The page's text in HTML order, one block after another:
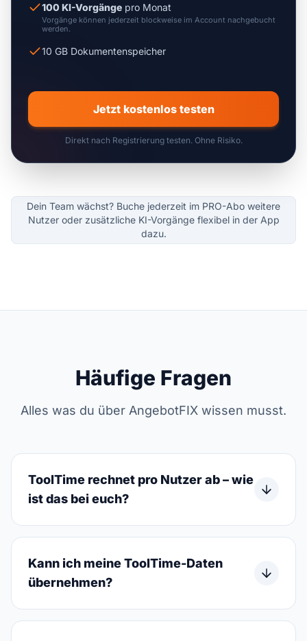
100 KI-Vorgänge pro Monat
Vorgänge können jederzeit blockweise im Account nachgebucht
werden.
10 GB Dokumentenspeicher
Jetzt kostenlos testen
Direkt nach Registrierung testen. Ohne Risiko.
Dein Team wächst? Buche jederzeit im PRO-Abo weitere
Nutzer oder zusätzliche KI-Vorgänge flexibel in der App
dazu.
Häufige Fragen
Alles was du über AngebotFIX wissen musst.
ToolTime rechnet pro Nutzer ab – wie
ist das bei euch?
Kann ich meine ToolTime-Daten
übernehmen?